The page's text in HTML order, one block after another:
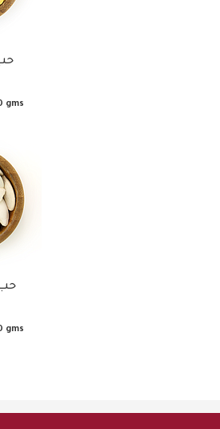
gms
gms